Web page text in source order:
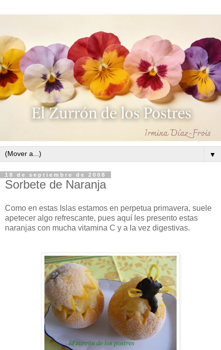
▼
18 de septiembre de 2008
Sorbete de Naranja
Como en estas Islas estamos en perpetua primavera, suele
apetecer algo refrescante, pues aquí les presento estas
naranjas con mucha vitamina C y a la vez digestivas.